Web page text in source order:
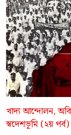
খাদ্য আন্দোলন,
স্বদেশভূমি (২য় পর্ব)